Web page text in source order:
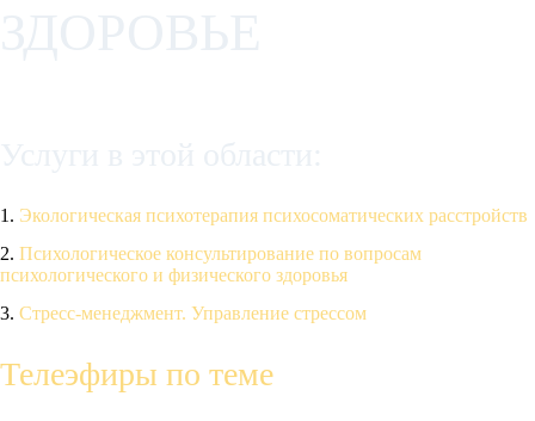
1. Экологическая психотерапия психосоматических расстройств
2. Психологическое консультирование по вопросам
психологического и физического здоровья
3. Стресс-менеджмент. Управление стрессом
Телеэфиры по теме